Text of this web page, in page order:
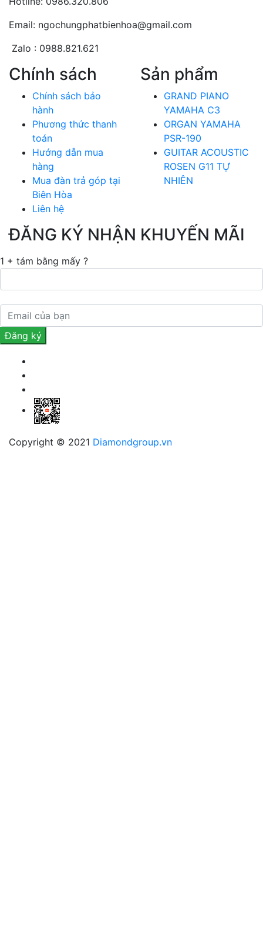
Email: ngochungphatbienhoa@gmail.com
Zalo : 0988.821.621
Chính sách
Chính sách bảo
hành
Phương thức thanh
toán
Hướng dẫn mua
hàng
Mua đàn trả góp tại
Biên Hòa
Liên hệ
Sản phẩm
GRAND PIANO
YAMAHA C3
ORGAN YAMAHA
PSR-190
GUITAR ACOUSTIC
ROSEN G11 TỰ
NHIÊN
ĐĂNG KÝ NHẬN KHUYẾN MÃI
1 + tám bằng mấy ?
Copyright © 2021 Diamondgroup.vn